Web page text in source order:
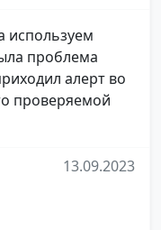
используем
проблема
алерт во
проверяемой
13.09.2023